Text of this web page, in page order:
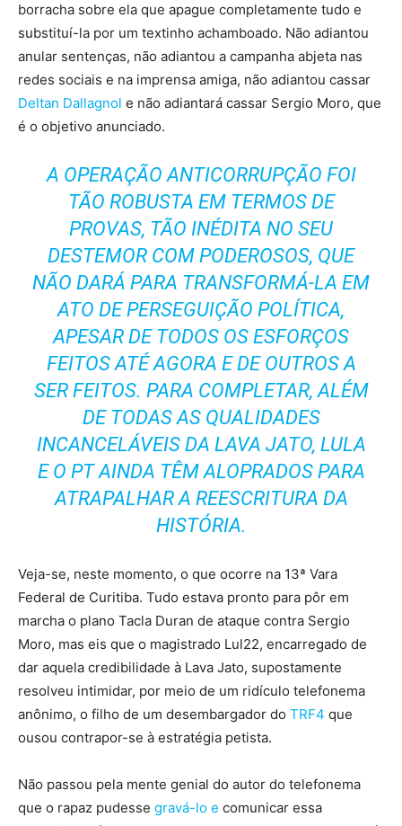
borracha sobre ela que apague completamente tudo e
substituí-la por um textinho achamboado. Não adiantou
anular sentenças, não adiantou a campanha abjeta nas
redes sociais e na imprensa amiga, não adiantou cassar
Deltan Dallagnol e não adiantará cassar Sergio Moro, que
é o objetivo anunciado.
A OPERAÇÃO ANTICORRUPÇÃO FOI
TÃO ROBUSTA EM TERMOS DE
PROVAS, TÃO INÉDITA NO SEU
DESTEMOR COM PODEROSOS, QUE
NÃO DARÁ PARA TRANSFORMÁ-LA EM
ATO DE PERSEGUIÇÃO POLÍTICA,
APESAR DE TODOS OS ESFORÇOS
FEITOS ATÉ AGORA E DE OUTROS A
SER FEITOS. PARA COMPLETAR, ALÉM
DE TODAS AS QUALIDADES
INCANCELÁVEIS DA LAVA JATO, LULA
E O PT AINDA TÊM ALOPRADOS PARA
ATRAPALHAR A REESCRITURA DA
HISTÓRIA.
Veja-se, neste momento, o que ocorre na 13ª Vara
Federal de Curitiba. Tudo estava pronto para pôr em
marcha o plano Tacla Duran de ataque contra Sergio
Moro, mas eis que o magistrado Lul22, encarregado de
dar aquela credibilidade à Lava Jato, supostamente
resolveu intimidar, por meio de um ridículo telefonema
anônimo, o filho de um desembargador do TRF4 que
ousou contrapor-se à estratégia petista.
Não passou pela mente genial do autor do telefonema
que o rapaz pudesse gravá-lo e comunicar essa